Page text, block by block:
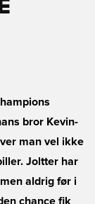
bror Kevin-
man vel ikke
Joltter har
aldrig før i
chance fik